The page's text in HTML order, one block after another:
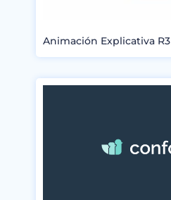
Animación Explicativa R3